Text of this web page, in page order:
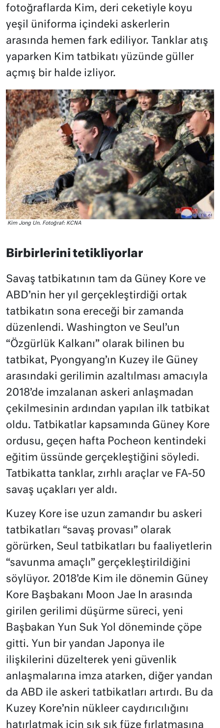
fotoğraflarda Kim, deri ceketiyle koyu
yeşil üniforma içindeki askerlerin
arasında hemen fark ediliyor. Tanklar atış
yaparken Kim tatbikatı yüzünde güller
açmış bir halde izliyor.
Kim Jong Un. Fotoğraf: KCNA
Birbirlerini tetikliyorlar
Savaş tatbikatının tam da Güney Kore ve
ABD’nin her yıl gerçekleştirdiği ortak
tatbikatın sona ereceği bir zamanda
düzenlendi. Washington ve Seul’un
“Özgürlük Kalkanı” olarak bilinen bu
tatbikat, Pyongyang’ın Kuzey ile Güney
arasındaki gerilimin azaltılması amacıyla
2018’de imzalanan askeri anlaşmadan
çekilmesinin ardından yapılan ilk tatbikat
oldu. Tatbikatlar kapsamında Güney Kore
ordusu, geçen hafta Pocheon kentindeki
eğitim üssünde gerçekleştiğini söyledi.
Tatbikatta tanklar, zırhlı araçlar ve FA-50
savaş uçakları yer aldı.
Kuzey Kore ise uzun zamandır bu askeri
tatbikatları “savaş provası” olarak
görürken, Seul tatbikatları bu faaliyetlerin
“savunma amaçlı” gerçekleştirildiğini
söylüyor. 2018’de Kim ile dönemin Güney
Kore Başbakanı Moon Jae In arasında
girilen gerilimi düşürme süreci, yeni
Başbakan Yun Suk Yol döneminde çöpe
gitti. Yun bir yandan Japonya ile
ilişkilerini düzelterek yeni güvenlik
anlaşmalarına imza atarken, diğer yandan
da ABD ile askeri tatbikatları artırdı. Bu da
Kuzey Kore’nin nükleer caydırıcılığını
hatırlatmak için sık sık füze fırlatmasına